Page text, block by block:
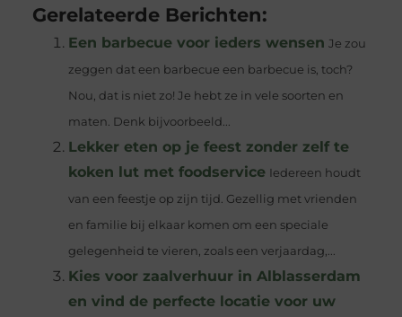
Gerelateerde Berichten:
Een barbecue voor ieders wensen Je zou
zeggen dat een barbecue een barbecue is, toch?
Nou, dat is niet zo! Je hebt ze in vele soorten en
maten. Denk bijvoorbeeld...
Lekker eten op je feest zonder zelf te
koken lut met foodservice Iedereen houdt
van een feestje op zijn tijd. Gezellig met vrienden
en familie bij elkaar komen om een speciale
gelegenheid te vieren, zoals een verjaardag,...
Kies voor zaalverhuur in Alblasserdam
en vind de perfecte locatie voor uw